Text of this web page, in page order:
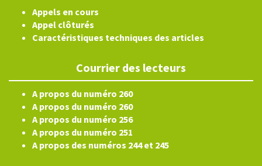
Appels en cours
Appel clôturés
Caractéristiques techniques des articles
Courrier des lecteurs
A propos du numéro 260
A propos du numéro 260
A propos du numéro 256
A propos du numéro 251
A propos des numéros 244 et 245